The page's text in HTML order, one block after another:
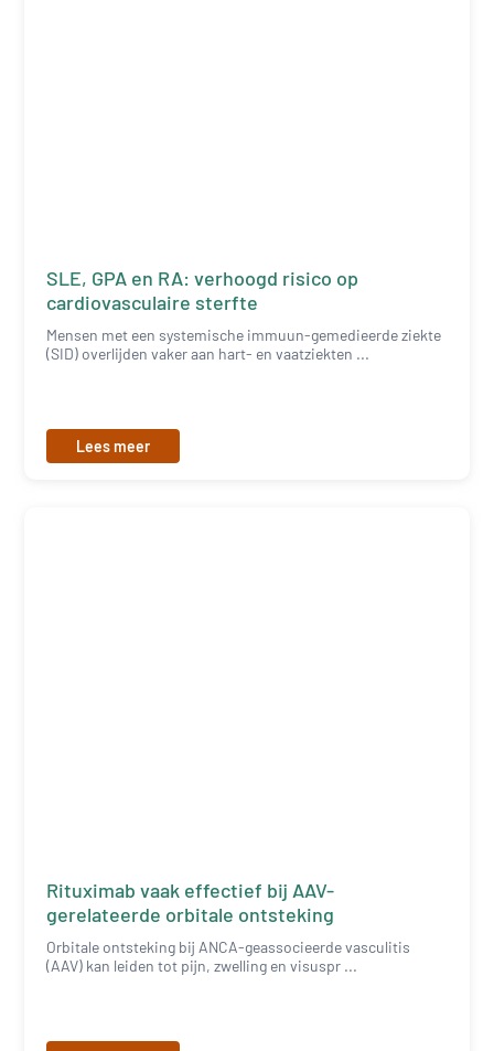
SLE, GPA en RA: verhoogd risico op
cardiovasculaire sterfte
Mensen met een systemische immuun-gemedieerde ziekte
(SID) overlijden vaker aan hart- en vaatziekten ...
Lees meer
Rituximab vaak effectief bij AAV-
gerelateerde orbitale ontsteking
Orbitale ontsteking bij ANCA-geassocieerde vasculitis
(AAV) kan leiden tot pijn, zwelling en visuspr ...